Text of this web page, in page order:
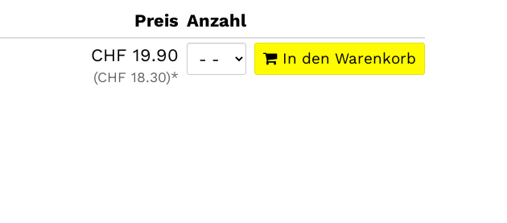
Preis Anzahl
CHF 19.90
(CHF 18.30)*
In den Warenkorb